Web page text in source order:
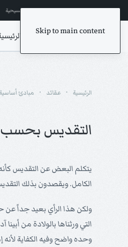
Skip to main content
إشترك في المراسلات ترانيم مسيحية
الرئيسية عقائد مبادئ
التقديس بحسب
يتكلم البعض عن التقديس
الكامل. ويقصدون بذلك
ولكن هذا الرأي بعيد جداً عن
التي ورثناها بالولادة من
وحده واضح وفيه الكفاية